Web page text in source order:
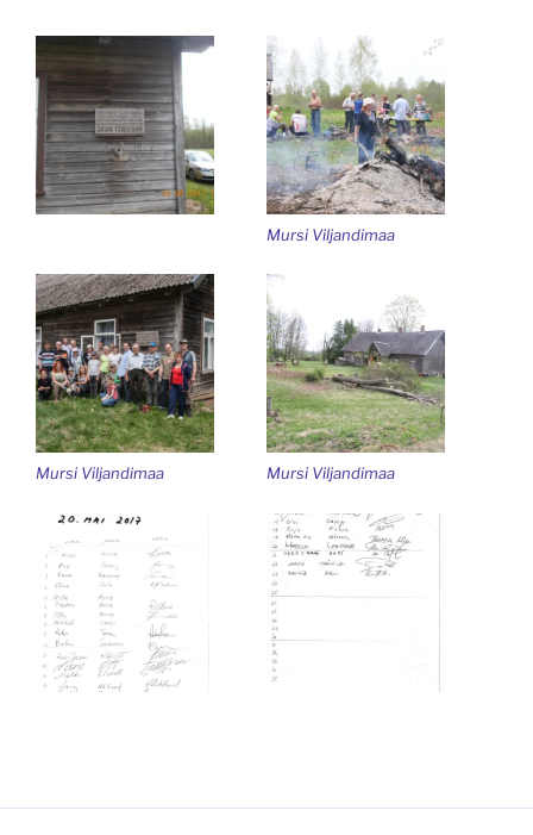
Mursi Viljandimaa
Mursi Viljandimaa Mursi Viljandimaa